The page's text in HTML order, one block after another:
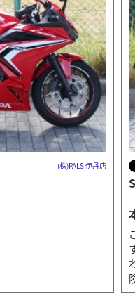
(株)PALS 伊丹店